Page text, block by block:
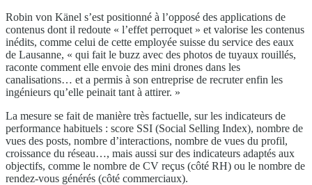
Robin von Känel s’est positionné à l’opposé des applications de
contenus dont il redoute « l’effet perroquet » et valorise les contenus
inédits, comme celui de cette employée suisse du service des eaux
de Lausanne, « qui fait le buzz avec des photos de tuyaux rouillés,
raconte comment elle envoie des mini drones dans les
canalisations… et a permis à son entreprise de recruter enfin les
ingénieurs qu’elle peinait tant à attirer. »
La mesure se fait de manière très factuelle, sur les indicateurs de
performance habituels : score SSI (Social Selling Index), nombre de
vues des posts, nombre d’interactions, nombre de vues du profil,
croissance du réseau…, mais aussi sur des indicateurs adaptés aux
objectifs, comme le nombre de CV reçus (côté RH) ou le nombre de
rendez-vous générés (côté commerciaux).